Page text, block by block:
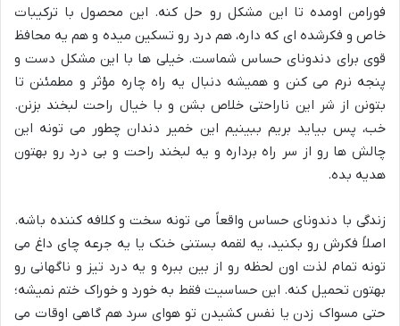
فورامن اومده تا این مشکل رو حل کنه. این محصول با ترکیبات
خاص و فکرشده ای که داره، هم درد رو تسکین میده و هم یه محافظ
قوی برای دندونای حساس شماست. خیلی ها با این مشکل دست و
پنجه نرم می کنن و همیشه دنبال یه راه چاره مؤثر و مطمئنن تا
بتونن از شر این ناراحتی خلاص بشن و با خیال راحت لبخند بزنن.
خب، پس بیاید بریم ببینیم این خمیر دندان چطور می تونه این
چالش ها رو از سر راه برداره و یه لبخند راحت و بی درد رو بهتون
هدیه بده.
زندگی با دندونای حساس واقعاً می تونه سخت و کلافه کننده باشه.
اصلاً فکرش رو بکنید، یه لقمه بستنی خنک یا یه جرعه چای داغ می
تونه تمام لذت اون لحظه رو از بین ببره و یه درد تیز و ناگهانی رو
بهتون تحمیل کنه. این حساسیت فقط به خورد و خوراک ختم نمیشه؛
حتی مسواک زدن یا نفس کشیدن تو هوای سرد هم گاهی اوقات می